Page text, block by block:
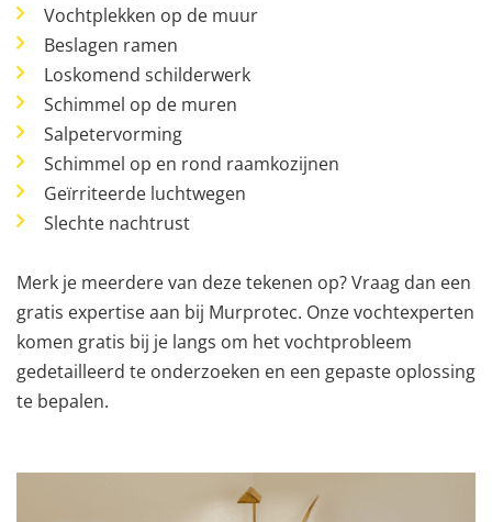
Vochtplekken op de muur
Beslagen ramen
Loskomend schilderwerk
Schimmel op de muren
Salpetervorming
Schimmel op en rond raamkozijnen
Geïrriteerde luchtwegen
Slechte nachtrust
Merk je meerdere van deze tekenen op? Vraag dan een
gratis expertise aan bij Murprotec. Onze vochtexperten
komen gratis bij je langs om het vochtprobleem
gedetailleerd te onderzoeken en een gepaste oplossing
te bepalen.